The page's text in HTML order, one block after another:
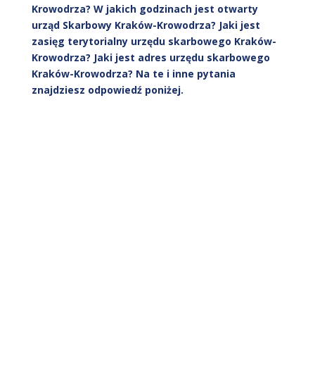
Krowodrza? W jakich godzinach jest otwarty
urząd Skarbowy Kraków-Krowodrza? Jaki jest
zasięg terytorialny urzędu skarbowego Kraków-
Krowodrza? Jaki jest adres urzędu skarbowego
Kraków-Krowodrza? Na te i inne pytania
znajdziesz odpowiedź poniżej.